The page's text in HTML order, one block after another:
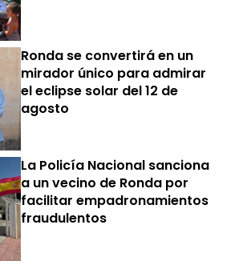
Ronda se convertirá en un
mirador único para admirar
el eclipse solar del 12 de
agosto
La Policía Nacional sanciona
a un vecino de Ronda por
facilitar empadronamientos
fraudulentos